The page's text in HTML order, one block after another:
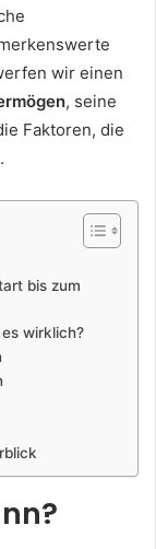
wir einen
, seine
Faktoren, die
bis zum
wirklich?